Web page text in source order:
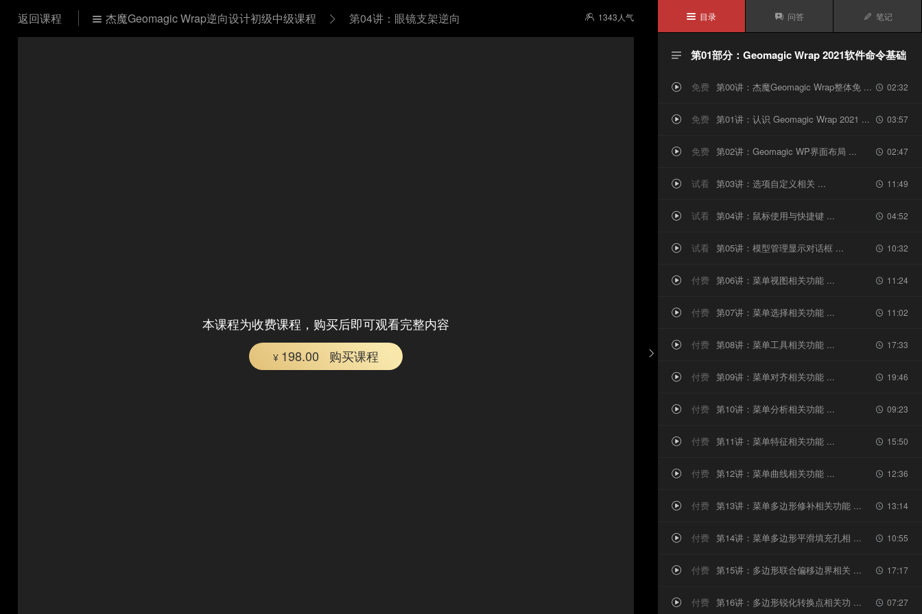
 1343 人气
返回课程  杰魔Geomagic Wrap逆向设计初级中级课程  第04讲：眼镜支架逆向
本课程为收费课程，购买后即可观看完整内容
¥ 198.00 购买课程 
 目录  问答  笔记
 第01部分：Geomagic Wrap 2021软件命令基础
 02:32
 免费 第00讲：杰魔Geomagic Wrap整体免 ...
 03:57
 免费 第01讲：认识 Geomagic Wrap 2021 ...
 02:47
 免费 第02讲：Geomagic WP界面布局 ...
 11:49
 试看 第03讲：选项自定义相关 ...
 04:52
 试看 第04讲：鼠标使用与快捷键 ...
 10:32
 试看 第05讲：模型管理显示对话框 ...
 11:24
 付费 第06讲：菜单视图相关功能 ...
 11:02
 付费 第07讲：菜单选择相关功能 ...
 17:33
 付费 第08讲：菜单工具相关功能 ...
 19:46
 付费 第09讲：菜单对齐相关功能 ...
 09:23
 付费 第10讲：菜单分析相关功能 ...
 15:50
 付费 第11讲：菜单特征相关功能 ...
 12:36
 付费 第12讲：菜单曲线相关功能 ...
 13:14
 付费 第13讲：菜单多边形修补相关功能 ...
 10:55
 付费 第14讲：菜单多边形平滑填充孔相 ...
 17:17
 付费 第15讲：多边形联合偏移边界相关 ...
 07:27
 付费 第16讲：多边形锐化转换点相关功 ...